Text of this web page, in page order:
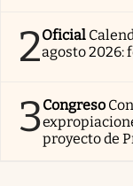
2Oficial
agosto 2026:
3Congreso
proyecto de